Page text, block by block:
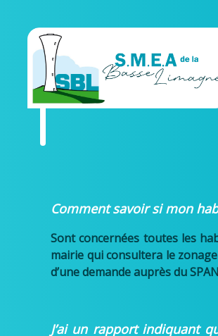
Comment savoir si mon
Sont concernées toutes les
mairie qui consultera le
d’une demande auprès du
J’ai un rapport indiquant